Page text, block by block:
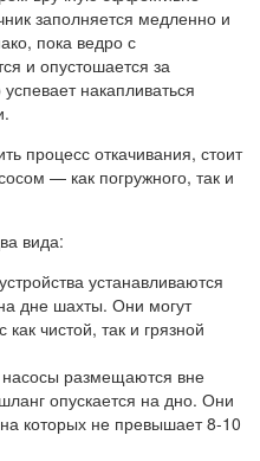
заполняется медленно и
пока ведро с
и опустошается за
накапливаться
процесс откачивания, стоит
— как погружного, так и
вида:
устанавливаются
дне шахты. Они могут
чистой, так и грязной
размещаются вне
опускается на дно. Они
которых не превышает 8-10